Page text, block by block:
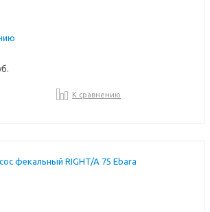
К сравнению